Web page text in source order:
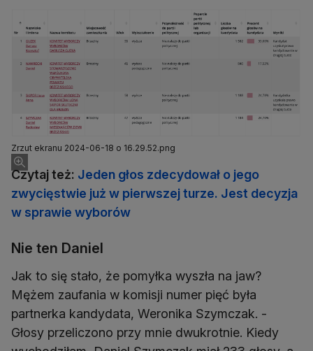
Zrzut ekranu 2024-06-18 o 16.29.52.png
Czytaj też: Jeden głos zdecydował o jego
zwycięstwie już w pierwszej turze. Jest decyzja
w sprawie wyborów
Nie ten Daniel
Jak to się stało, że pomyłka wyszła na jaw?
Mężem zaufania w komisji numer pięć była
partnerka kandydata, Weronika Szymczak. -
Głosy przeliczono przy mnie dwukrotnie. Kiedy